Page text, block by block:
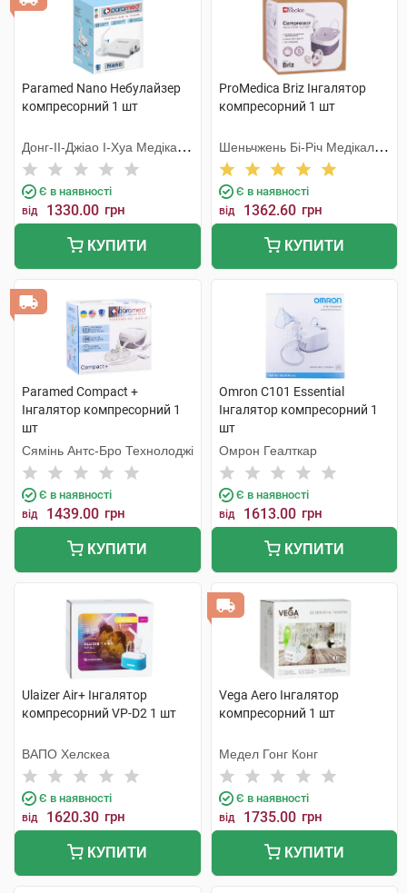
Paramed Nano Небулайзер
компресорний 1 шт
Донг-ІІ-Джіао І-Хуа Медікал
Еквіпмент
Є в наявності
від 1330.00 грн
КУПИТИ
ProMedica Briz Інгалятор
компресорний 1 шт
Шеньчжень Бі-Річ Медікал
Девайсес Ко
Є в наявності
від 1362.60 грн
КУПИТИ
Paramed Compact +
Інгалятор компресорний 1
шт
Сямінь Антс-Бро Технолоджі
Є в наявності
від 1439.00 грн
КУПИТИ
Omron C101 Essential
Інгалятор компресорний 1
шт
Омрон Геалткар
Є в наявності
від 1613.00 грн
КУПИТИ
Ulaizer Air+ Інгалятор
компресорний VP-D2 1 шт
ВАПО Хелскеа
Є в наявності
від 1620.30 грн
КУПИТИ
Vega Aero Інгалятор
компресорний 1 шт
Медел Гонг Конг
Є в наявності
від 1735.00 грн
КУПИТИ